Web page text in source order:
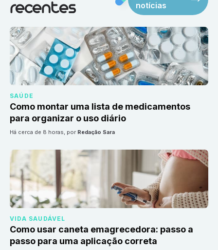
recentes
notícias
SAÚDE
Como montar uma lista de medicamentos
para organizar o uso diário
há cerca de 8 horas, por Redação Sara
VIDA SAUDÁVEL
Como usar caneta emagrecedora: passo a
passo para uma aplicação correta